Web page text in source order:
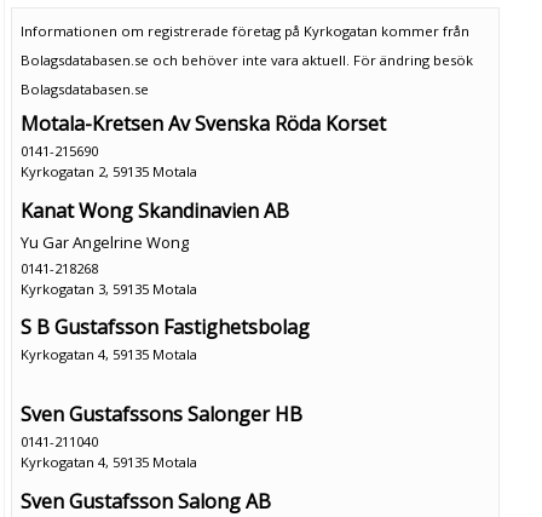
Informationen om registrerade företag på Kyrkogatan kommer från
Bolagsdatabasen.se och behöver inte vara aktuell. För ändring besök
Bolagsdatabasen.se
Motala-Kretsen Av Svenska Röda Korset
0141-215690
Kyrkogatan 2, 59135 Motala
Kanat Wong Skandinavien AB
Yu Gar Angelrine Wong
0141-218268
Kyrkogatan 3, 59135 Motala
S B Gustafsson Fastighetsbolag
Kyrkogatan 4, 59135 Motala
Sven Gustafssons Salonger HB
0141-211040
Kyrkogatan 4, 59135 Motala
Sven Gustafsson Salong AB